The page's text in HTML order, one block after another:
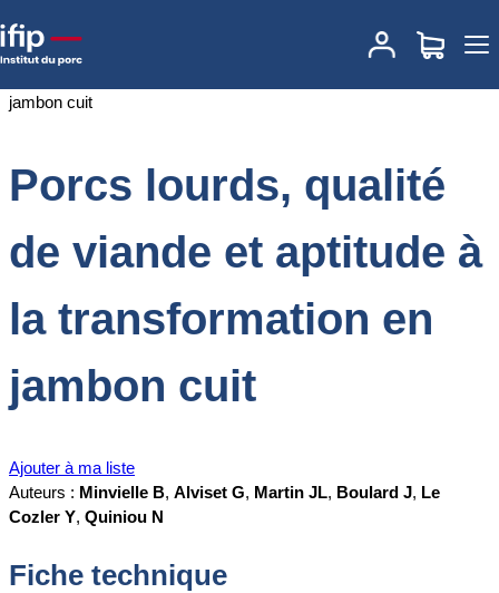
Accueil
Porcs lourds, qualité de viande et
aptitude à la transformation en jambon cuit
Porcs lourds, qualité
de viande et aptitude à
la transformation en
jambon cuit
Ajouter à ma liste
Auteurs : Minvielle B, Alviset G, Martin JL, Boulard J, Le
Cozler Y, Quiniou N
Fiche technique